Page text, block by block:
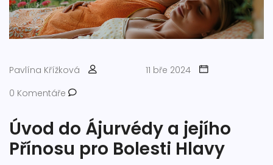
Pavlína Křížková
11 bře 2024
0 Komentáře
Úvod do Ájurvédy a jejího
Přínosu pro Bolesti Hlavy